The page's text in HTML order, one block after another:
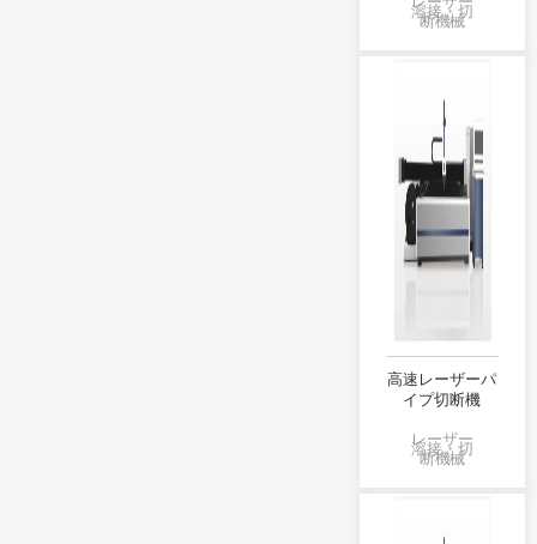
溶接・切
断機械
高速レーザーパ
イプ切断機
レーザー
溶接・切
断機械